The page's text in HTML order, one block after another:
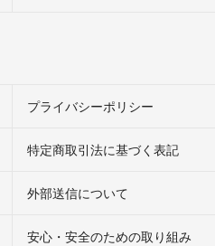
プライバシーポリシー
特定商取引法に基づく表記
外部送信について
安心・安全のための取り組み